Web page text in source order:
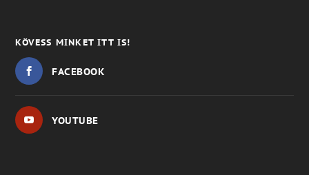
KÖVESS MINKET ITT IS!
FACEBOOK
YOUTUBE